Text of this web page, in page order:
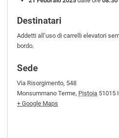
Destinatari
Addetti all’uso di carrelli elevatori
bordo.
Sede
Via Risorgimento, 548
Monsummano Terme, Pistoia 51015
+ Google Maps